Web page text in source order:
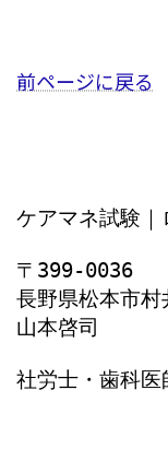
前ページに戻る
ケアマネ試験｜
〒399-0036
長野県松本市
山本啓司
社労士・歯科